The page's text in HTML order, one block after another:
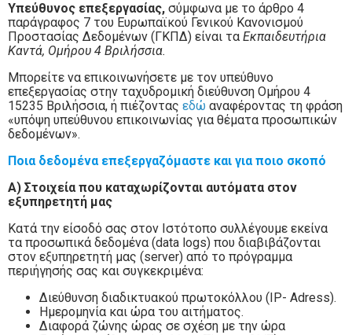
Υπεύθυνος επεξεργασίας, σύμφωνα με το άρθρο 4
παράγραφος 7 του Ευρωπαϊκού Γενικού Κανονισμού
Προστασίας Δεδομένων (ΓΚΠΔ) είναι τα Εκπαιδευτήρια
Καντά, Ομήρου 4 Βριλήσσια.
Μπορείτε να επικοινωνήσετε με τον υπεύθυνο
επεξεργασίας στην ταχυδρομική διεύθυνση Ομήρου 4
15235 Βριλήσσια, ή πιέζοντας εδώ αναφέροντας τη φράση
«υπόψη υπεύθυνου επικοινωνίας για θέματα προσωπικών
δεδομένων».
Ποια δεδομένα επεξεργαζόμαστε και για ποιο σκοπό
Α) Στοιχεία που καταχωρίζονται αυτόματα στον
εξυπηρετητή μας
Κατά την είσοδό σας στον Ιστότοπο συλλέγουμε εκείνα
τα προσωπικά δεδομένα (data logs) που διαβιβάζονται
στον εξυπηρετητή μας (server) από το πρόγραμμα
περιήγησής σας και συγκεκριμένα:
Διεύθυνση διαδικτυακού πρωτοκόλλου (IP- Adress).
Ημερομηνία και ώρα του αιτήματος.
Διαφορά ζώνης ώρας σε σχέση με την ώρα